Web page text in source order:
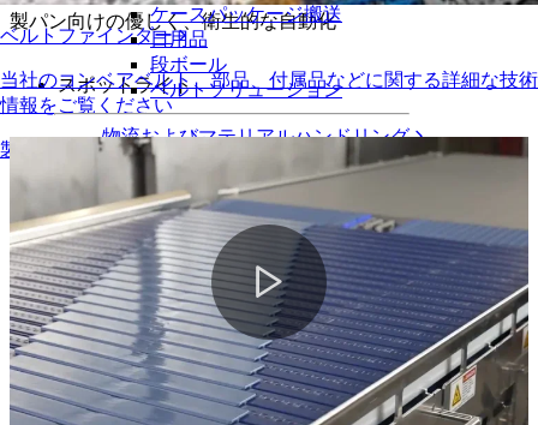
ベルトファインダー
当社のコンベアベルト、部品、付属品などに関する詳細な技術
情報をご覧ください
製品の概要
ケースパッケージ搬送
日用品
段ボール
ベルトソリューション
物流およびマテリアルハンドリング
eコマースと流通
郵便と小包
タイヤおよび自動車産業
タイヤ
自動車
EVバッテリー
工業
業界の概要
製パン向けの優しく、衛生的な自動化
スポットライト
Play